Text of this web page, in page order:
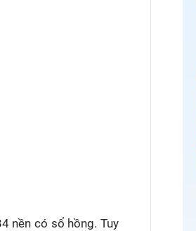
nền có sổ hồng. Tuy